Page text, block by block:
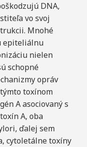
DNA,
vo svoj
Mnohé
epiteliálnu
nielen
schopné
opráv
toxínom
A asociovaný s
A, oba
ďalej sem
cytoletálne toxíny